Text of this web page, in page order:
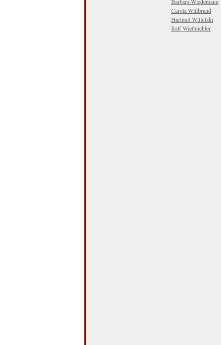
Carola Willbrand
Hartmut Willutzki
Ralf Wiethüchter